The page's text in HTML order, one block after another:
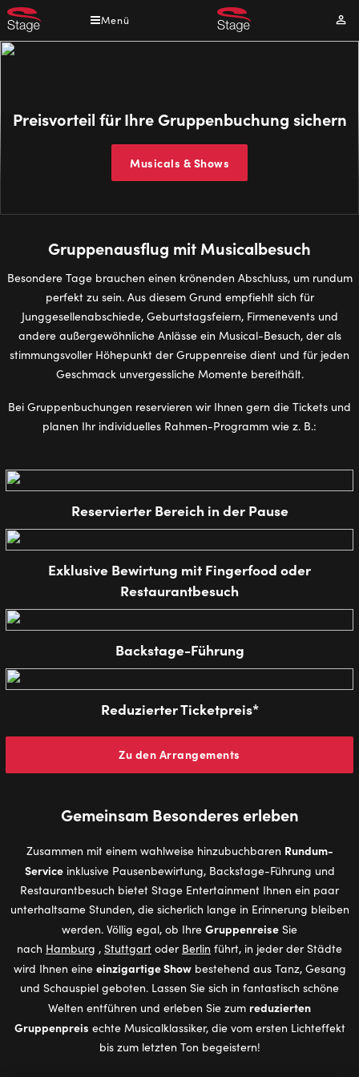
Direkt
zum
Inhalt
Menü
Preisvorteil für Ihre Gruppenbuchung sichern
Musicals & Shows
Gruppenausflug mit Musicalbesuch
Besondere Tage brauchen einen krönenden Abschluss, um rundum
perfekt zu sein. Aus diesem Grund empfiehlt sich für
Junggesellenabschiede, Geburtstagsfeiern, Firmenevents und
andere außergewöhnliche Anlässe ein Musical-Besuch, der als
stimmungsvoller Höhepunkt der Gruppenreise dient und für jeden
Geschmack unvergessliche Momente bereithält.
Bei Gruppenbuchungen reservieren wir Ihnen gern die Tickets und
planen Ihr individuelles Rahmen-Programm wie z. B.:
Reservierter Bereich in der Pause
Exklusive Bewirtung mit Fingerfood oder
Restaurantbesuch
Backstage-Führung
Reduzierter Ticketpreis*
Zu den Arrangements
Gemeinsam Besonderes erleben
Zusammen mit einem wahlweise hinzubuchbaren Rundum-
Serviceinklusive Pausenbewirtung, Backstage-Führung und
Restaurantbesuch bietet Stage Entertainment Ihnen ein paar
unterhaltsame Stunden, die sicherlich lange in Erinnerung bleiben
werden. Völlig egal, ob Ihre Gruppenreise Sie
nach Hamburg , Stuttgart oder Berlin führt, in jeder der Städte
wird Ihnen eine einzigartige Showbestehend aus Tanz, Gesang
und Schauspiel geboten. Lassen Sie sich in fantastisch schöne
Welten entführen und erleben Sie zum reduzierten
Gruppenpreis echte Musicalklassiker, die vom ersten Lichteffekt
bis zum letzten Ton begeistern!